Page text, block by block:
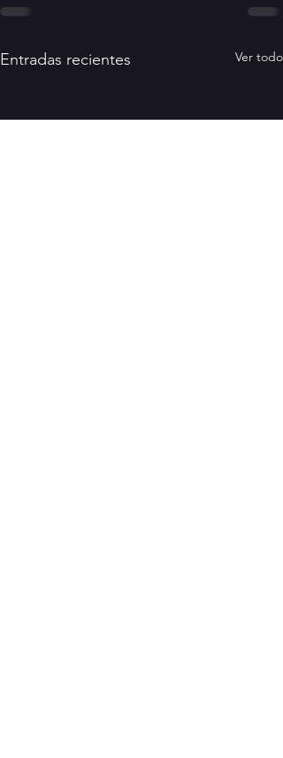
Entradas recientes Ver todo